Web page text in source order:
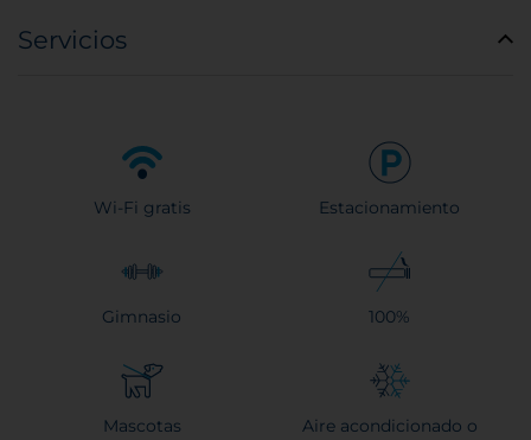
Servicios
Wi-Fi gratis Estacionamiento
Gimnasio 100%
Mascotas
Aire acondicionado o